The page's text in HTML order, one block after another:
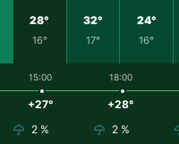
28°
16°
32°
17°
24°
16°
15:00
+27°
2 %
18:00
+28°
2 %